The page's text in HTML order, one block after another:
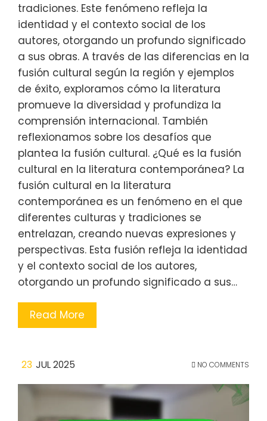
tradiciones. Este fenómeno refleja la
identidad y el contexto social de los
autores, otorgando un profundo significado
a sus obras. A través de las diferencias en la
fusión cultural según la región y ejemplos
de éxito, exploramos cómo la literatura
promueve la diversidad y profundiza la
comprensión internacional. También
reflexionamos sobre los desafíos que
plantea la fusión cultural. ¿Qué es la fusión
cultural en la literatura contemporánea? La
fusión cultural en la literatura
contemporánea es un fenómeno en el que
diferentes culturas y tradiciones se
entrelazan, creando nuevas expresiones y
perspectivas. Esta fusión refleja la identidad
y el contexto social de los autores,
otorgando un profundo significado a sus…
Read More
23 JUL 2025 NO COMMENTS